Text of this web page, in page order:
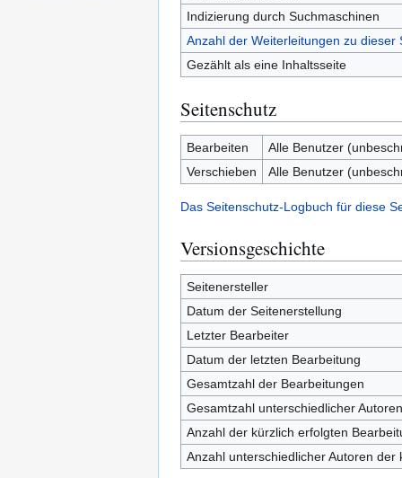
Indizierung durch Suchmaschinen
Anzahl der Weiterleitungen zu dieser
Gezählt als eine Inhaltsseite
Seitenschutz
Bearbeiten
Alle Benutzer
Verschieben
Alle Benutzer
Das Seitenschutz-Logbuch für diese
Versionsgeschichte
Seitenersteller
Datum der Seitenerstellung
Letzter Bearbeiter
Datum der letzten Bearbeitung
Gesamtzahl der Bearbeitungen
Gesamtzahl unterschiedlicher Autoren
Anzahl der kürzlich erfolgten
Anzahl unterschiedlicher Autoren